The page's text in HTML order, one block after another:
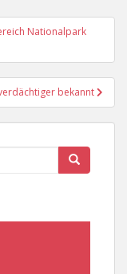
Nationalpark
bekannt